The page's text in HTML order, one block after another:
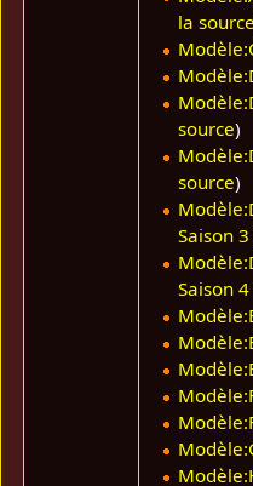
la
source)
source)
Saison 3
Saison 4